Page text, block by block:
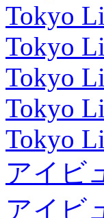
Tokyo
Tokyo
Tokyo
Tokyo
Tokyo
アイビ
アイビ